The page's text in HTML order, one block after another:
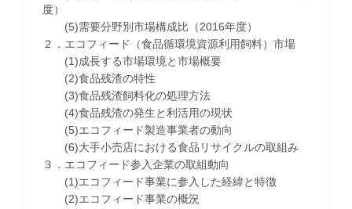
度）
(5)需要分野別市場構成比（2016年度）
２．エコフィード（食品循環境資源利用飼料）市場
(1)成長する市場環境と市場概要
(2)食品残渣の特性
(3)食品残渣飼料化の処理方法
(4)食品残渣の発生と利活用の現状
(5)エコフィード製造事業者の動向
(6)大手小売店における食品リサイクルの取組み
３．エコフィード参入企業の取組動向
(1)エコフィード事業に参入した経緯と特徴
(2)エコフィード事業の概況